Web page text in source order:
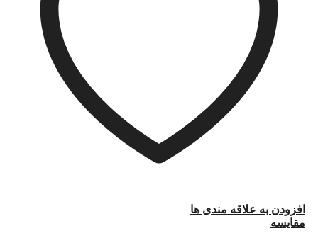
افزودن به علاقه مندی ها
مقایسه